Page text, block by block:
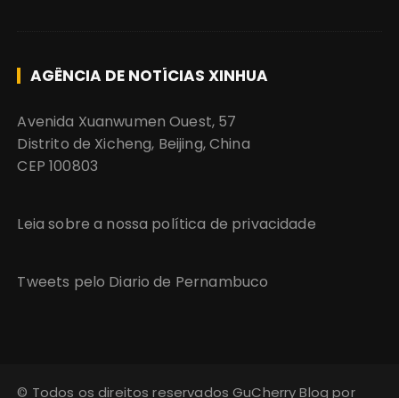
AGÊNCIA DE NOTÍCIAS XINHUA
Avenida Xuanwumen Ouest, 57
Distrito de Xicheng, Beijing, China
CEP 100803
Leia sobre a nossa política de privacidade
Tweets pelo Diario de Pernambuco
© Todos os direitos reservados GuCherry Blog por